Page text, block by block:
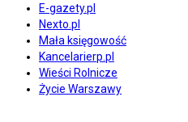
E-gazety.pl
Nexto.pl
Mała księgowość
Kancelarierp.pl
Wieści Rolnicze
Życie Warszawy